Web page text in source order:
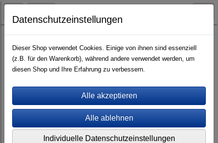
Videos (mp4) Trainings-Mitschnitte
Datenschutzeinstellungen
Dieser Shop verwendet Cookies. Einige von ihnen sind essenziell
(z.B. für den Warenkorb), während andere verwendet werden, um
diesen Shop und Ihre Erfahrung zu verbessern.
Individuelle Datenschutzeinstellungen